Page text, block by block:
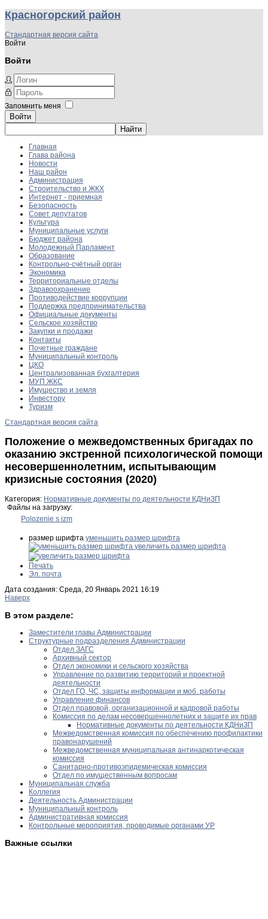
Красногорский район
Стандартная версия сайта
Войти
Войти
Запомнить меня
Войти
Главная
Глава района
Новости
Наш район
Администрация
Строительство и ЖКХ
Интернет - приемная
Безопасность
Совет депутатов
Культура
Муниципальные услуги
Бюджет района
Молодежный Парламент
Образование
Контрольно-счётный орган
Экономика
Территориальные отделы
Здравоохранение
Противодействие коррупции
Поддержка предпринимательства
Официальные документы
Сельское хозяйство
Закупки и продажи
Контакты
Почетные граждане
Муниципальный контроль
ЦКО
Централизованная бухгалтерия
МУП ЖКС
Имущество и земля
Инвестору
Туризм
Стандартная версия сайта
Положение о межведомственных бригадах по
оказанию экстренной психологической помощи
несовершеннолетним, испытывающим
кризисные состояния (2020)
Категория: Нормативные документы по деятельности КДНиЗП
Файлы на загрузку:
Polozenie s izm
размер шрифта уменьшить размер шрифта
увеличить размер шрифта
Печать
Эл. почта
Дата создания: Среда, 20 Январь 2021 16:19
Наверх
В этом разделе:
Заместители главы Администрации
Структурные подразделения Администрации
Отдел ЗАГС
Архивный сектор
Отдел экономики и сельского хозяйства
Управление по развитию территорий и проектной
деятельности
Отдел ГО, ЧС, защиты информации и моб. работы
Управление финансов
Отдел правовой, организационной и кадровой работы
Комиссия по делам несовершеннолетних и защите их прав
Нормативные документы по деятельности КДНиЗП
Межведомственная комиссия по обеспечению профилактики
правонарушений
Межведомственная муниципальная антинаркотическая
комиссия
Санитарно-противоэпидемическая комиссия
Отдел по имущественным вопросам
Муниципальная служба
Коллегия
Деятельность Администрации
Муниципальный контроль
Административная комиссия
Контрольные мероприятия, проводимые органами УР
Важные ссылки